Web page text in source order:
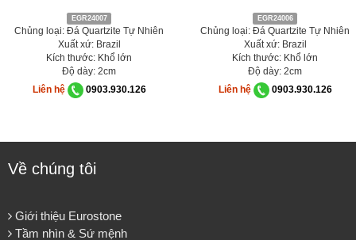
EGR24007
Chủng loại: Đá Quartzite Tự Nhiên
Xuất xứ: Brazil
Kích thước: Khổ lớn
Độ dày: 2cm
Liên hệ
0903.930.126
EGR24006
Chủng loại: Đá Quartzite Tự Nhiên
Xuất xứ: Brazil
Kích thước: Khổ lớn
Độ dày: 2cm
Liên hệ
0903.930.126
Về chúng tôi
Giới thiệu Eurostone
Tầm nhìn & Sứ mệnh